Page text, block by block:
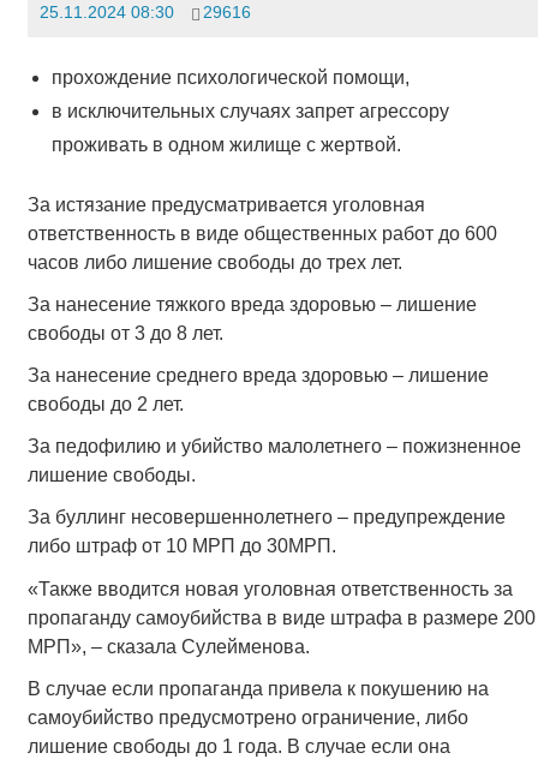
25.11.2024 08:30 29616
прохождение психологической помощи,
в исключительных случаях запрет агрессору
проживать в одном жилище с жертвой.
За истязание предусматривается уголовная
ответственность в виде общественных работ до 600
часов либо лишение свободы до трех лет.
За нанесение тяжкого вреда здоровью – лишение
свободы от 3 до 8 лет.
За нанесение среднего вреда здоровью – лишение
свободы до 2 лет.
За педофилию и убийство малолетнего – пожизненное
лишение свободы.
За буллинг несовершеннолетнего – предупреждение
либо штраф от 10 МРП до 30МРП.
«Также вводится новая уголовная ответственность за
пропаганду самоубийства в виде штрафа в размере 200
МРП», – сказала Сулейменова.
В случае если пропаганда привела к покушению на
самоубийство предусмотрено ограничение, либо
лишение свободы до 1 года. В случае если она